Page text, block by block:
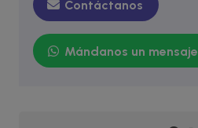
Contáctanos
Mándanos un mensaje